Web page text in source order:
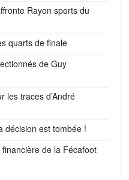
Rayon sports du
quarts de finale
de Guy
les traces d’André
décision est tombée !
de la Fécafoot